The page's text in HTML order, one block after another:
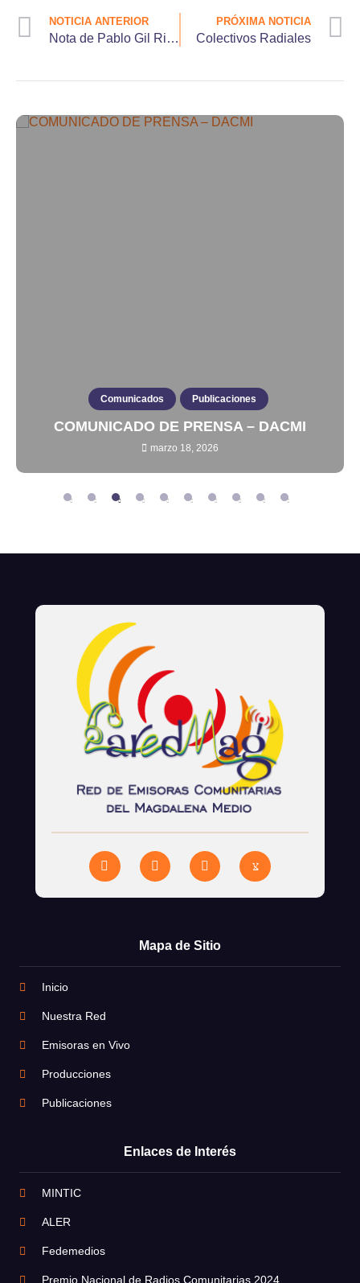
NOTICIA ANTERIOR
Nota de Pablo Gil Rincón
PRÓXIMA NOTICIA
Colectivos Radiales
Comunicados Publicaciones
COMUNICADO DE PRENSA – DACMI
marzo 18, 2026
Mapa de Sitio
Inicio
Nuestra Red
Emisoras en Vivo
Producciones
Publicaciones
Enlaces de Interés
MINTIC
ALER
Fedemedios
Premio Nacional de Radios Comunitarias 2024